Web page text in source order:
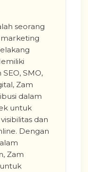
seorang
marketing
SMO,
Zam
dalam
untuk
dan
Dengan
Zam